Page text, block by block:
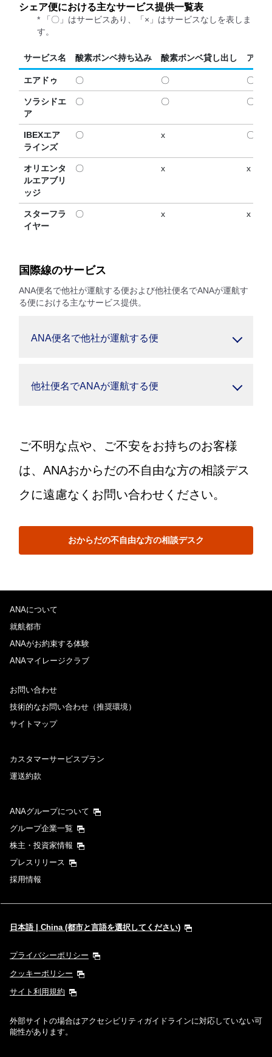
シェア便における主なサービス提供一覧表
* 「〇」はサービスあり、「×」はサービスなしを表しま
す。
サービス名 酸素ボンベ持ち込み 酸素ボンベ貸し出し アシ
エアドゥ 〇 〇 〇
ソラシドエ
ア
〇 〇 〇
IBEXエア
ラインズ
〇 x 〇
オリエンタ
ルエアブリ
ッジ
〇 x x
スターフラ
イヤー
〇 x x
国際線のサービス
ANA便名で他社が運航する便および他社便名でANAが運航す
る便における主なサービス提供。
ANA便名で他社が運航する便
他社便名でANAが運航する便
ご不明な点や、ご不安をお持ちのお客様
は、ANAおからだの不自由な方の相談デス
クに遠慮なくお問い合わせください。
おからだの不自由な方の相談デスク
ANAについて
就航都市
ANAがお約束する体験
ANAマイレージクラブ
お問い合わせ
技術的なお問い合わせ（推奨環境）
サイトマップ
カスタマーサービスプラン
運送約款
ANAグループについて
グループ企業一覧
株主・投資家情報
プレスリリース
採用情報
日本語 | China (都市と言語を選択してください)
プライバシーポリシー
クッキーポリシー
サイト利用規約
外部サイトの場合はアクセシビリティガイドラインに対応していない可
能性があります。